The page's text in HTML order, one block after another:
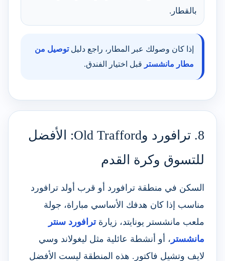
بالقطار.
إذا كان وصولك عبر المطار، راجع دليلتوصيل من
مطار مانشستر قبل اختيار الفندق.
8. ترافورد وOld Trafford: الأفضل
للتسوق وكرة القدم
السكن في منطقة ترافورد أو قرب أولد ترافورد
مناسب إذا كان هدفك الأساسي مباراة، جولة
ملعب مانشستر يونايتد، زيارةترافورد سنتر
مانشستر ، أو أنشطة عائلية مثل ليغولاند وسي
لايف وتشيل فاكتور. هذه المنطقة ليست الأفضل